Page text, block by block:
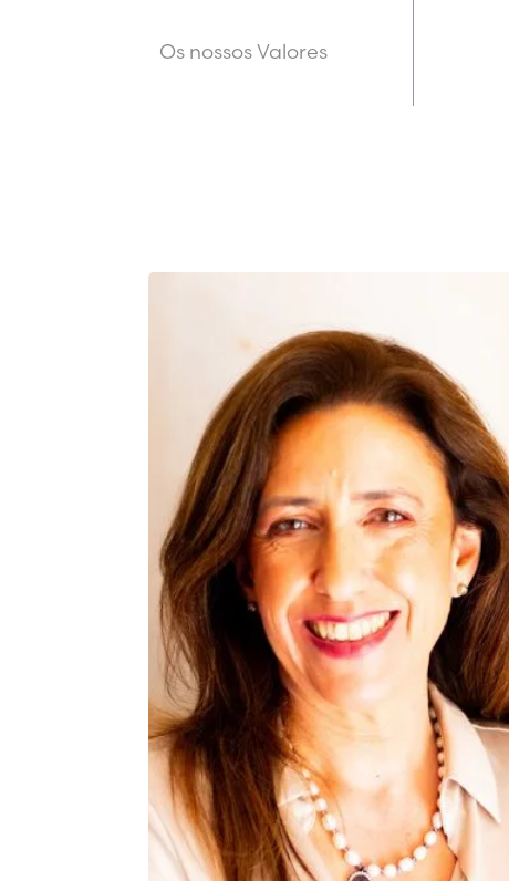
Os nossos Valores